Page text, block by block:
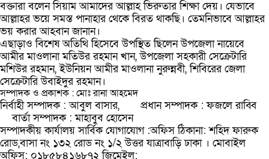
বক্তারা বলেন সিয়াম আমাদের আল্লাহ ভিরুতার শিক্ষা দেয়। যেভাবে
আল্লাহর ভয়ে সমস্ত পানাহার থেকে বিরত থাকছি। তেমনিভাবে আল্লাহর
ভয় করার আহবান জানান।
এছাড়াও বিশেষ অতিথি হিসেবে উপস্থিত ছিলেন উপজেলা নায়েবে
আমীর মাওলানা মতিউর রহমান খান, উপজেলা সহকারী সেক্রেটারি
মশিউর রহমান, ইউনিয়ন আমীর মাওলানা নুরুন্নবী, শিবিরের জেলা
সেক্রেটারি উবাইদুর রহমান।
সম্পাদক ও প্রকাশক : মোঃ রানা আহমেদ
নির্বাহী সম্পাদক : আবুল বাসার, প্রধান সম্পাদক : ফজলে রাব্বি
বার্তা সম্পাদক : মাহাবুব হোসেন
সম্পাদকীয় কার্যালয় সার্বিক যোগাযোগ :অফিস ঠিকানা: শহিদ ফারুক
রোড,বাসা নং ১৩২ রোড নং ১/২ উত্তর যাত্রাবাড়ি ঢাকা । মোবাইল
অফিস: ০১৮৫৮৪১৬৮৭২ জিমেইল: